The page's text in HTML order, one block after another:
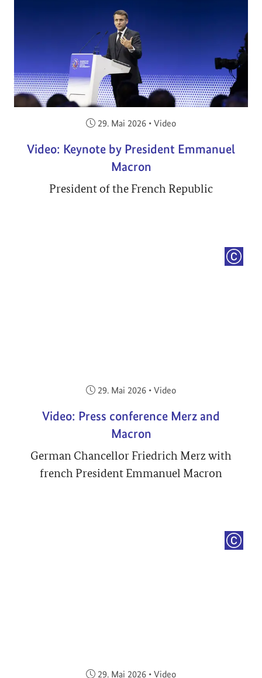
Veröffentlicht am:
29. Mai 2026 • Video
Video: Keynote by President Emmanuel
Macron
President of the French Republic
Veröffentlicht am:
29. Mai 2026 • Video
Video: Press conference Merz and
Macron
German Chancellor Friedrich Merz with
french President Emmanuel Macron
Veröffentlicht am:
29. Mai 2026 • Video